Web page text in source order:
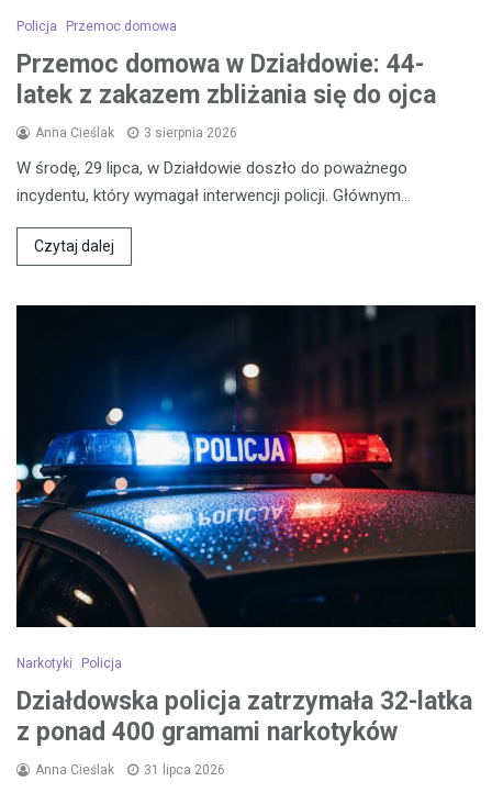
Policja Przemoc domowa
Przemoc domowa w Działdowie: 44-
latek z zakazem zbliżania się do ojca
Anna Cieślak 3 sierpnia 2026
W środę, 29 lipca, w Działdowie doszło do poważnego
incydentu, który wymagał interwencji policji. Głównym…
Czytaj dalej
Narkotyki Policja
Działdowska policja zatrzymała 32-latka
z ponad 400 gramami narkotyków
Anna Cieślak 31 lipca 2026